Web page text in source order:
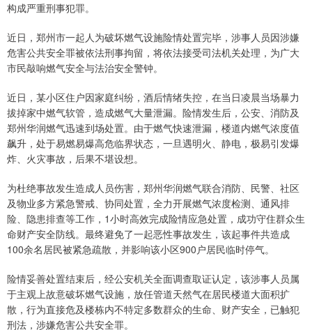
构成严重刑事犯罪。
近日，郑州市一起人为破坏燃气设施险情处置完毕，涉事人员因涉嫌
危害公共安全罪被依法刑事拘留，将依法接受司法机关处理，为广大
市民敲响燃气安全与法治安全警钟。
近日，某小区住户因家庭纠纷，酒后情绪失控，在当日凌晨当场暴力
拔掉家中燃气软管，造成燃气大量泄漏。险情发生后，公安、消防及
郑州华润燃气迅速到场处置。由于燃气快速泄漏，楼道内燃气浓度值
飙升，处于易燃易爆高危临界状态，一旦遇明火、静电，极易引发爆
炸、火灾事故，后果不堪设想。
为杜绝事故发生造成人员伤害，郑州华润燃气联合消防、民警、社区
及物业多方紧急警戒、协同处置，全力开展燃气浓度检测、通风排
险、隐患排查等工作，1小时高效完成险情应急处置，成功守住群众生
命财产安全防线。最终避免了一起恶性事故发生，该起事件共造成
100余名居民被紧急疏散，并影响该小区900户居民临时停气。
险情妥善处置结束后，经公安机关全面调查取证认定，该涉事人员属
于主观上故意破坏燃气设施，放任管道天然气在居民楼道大面积扩
散，行为直接危及楼栋内不特定多数群众的生命、财产安全，已触犯
刑法，涉嫌危害公共安全罪。